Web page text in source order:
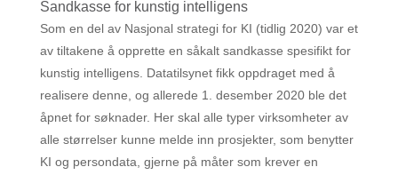
Sandkasse for kunstig intelligens
Som en del av Nasjonal strategi for KI (tidlig 2020) var et
av tiltakene å opprette en såkalt sandkasse spesifikt for
kunstig intelligens. Datatilsynet fikk oppdraget med å
realisere denne, og allerede 1. desember 2020 ble det
åpnet for søknader. Her skal alle typer virksomheter av
alle størrelser kunne melde inn prosjekter, som benytter
KI og persondata, gjerne på måter som krever en